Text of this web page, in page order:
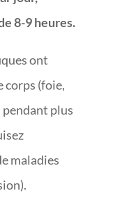
8-9 heures.
ont
corps (foie,
plus
maladies